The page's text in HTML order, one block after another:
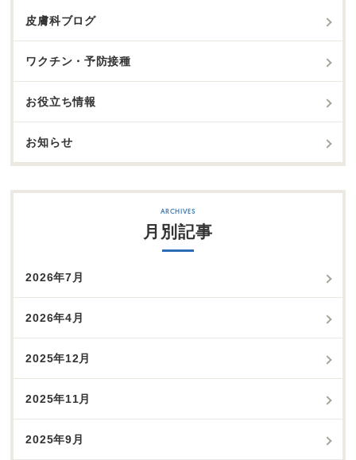
皮膚科ブログ
ワクチン・予防接種
お役立ち情報
お知らせ
月別記事
2026年7月
2026年4月
2025年12月
2025年11月
2025年9月